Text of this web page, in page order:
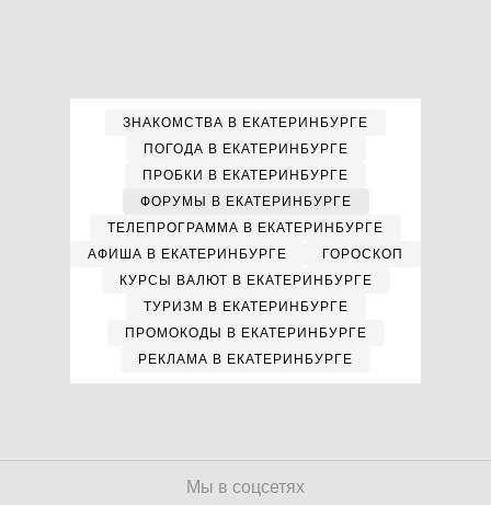
ЗНАКОМСТВА В ЕКАТЕРИНБУРГЕ
ПОГОДА В ЕКАТЕРИНБУРГЕ
ПРОБКИ В ЕКАТЕРИНБУРГЕ
ФОРУМЫ В ЕКАТЕРИНБУРГЕ
ТЕЛЕПРОГРАММА В ЕКАТЕРИНБУРГЕ
АФИША В ЕКАТЕРИНБУРГЕ
ГОРОСКОП
КУРСЫ ВАЛЮТ В ЕКАТЕРИНБУРГЕ
ТУРИЗМ В ЕКАТЕРИНБУРГЕ
ПРОМОКОДЫ В ЕКАТЕРИНБУРГЕ
РЕКЛАМА В ЕКАТЕРИНБУРГЕ
Мы в соцсетях